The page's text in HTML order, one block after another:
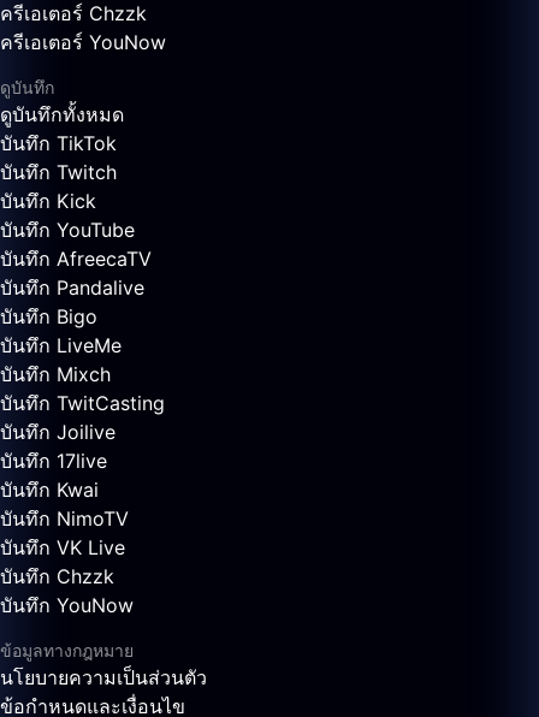
ครีเอเตอร์ Chzzk
ครีเอเตอร์ YouNow
ดูบันทึก
ดูบันทึกทั้งหมด
บันทึก TikTok
บันทึก Twitch
บันทึก Kick
บันทึก YouTube
บันทึก AfreecaTV
บันทึก Pandalive
บันทึก Bigo
บันทึก LiveMe
บันทึก Mixch
บันทึก TwitCasting
บันทึก Joilive
บันทึก 17live
บันทึก Kwai
บันทึก NimoTV
บันทึก VK Live
บันทึก Chzzk
บันทึก YouNow
ข้อมูลทางกฎหมาย
นโยบายความเป็นส่วนตัว
ข้อกำหนดและเงื่อนไข